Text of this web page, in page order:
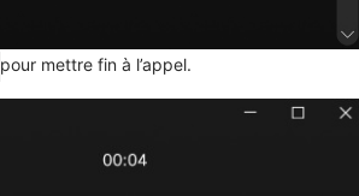
pour mettre fin à l’appel.